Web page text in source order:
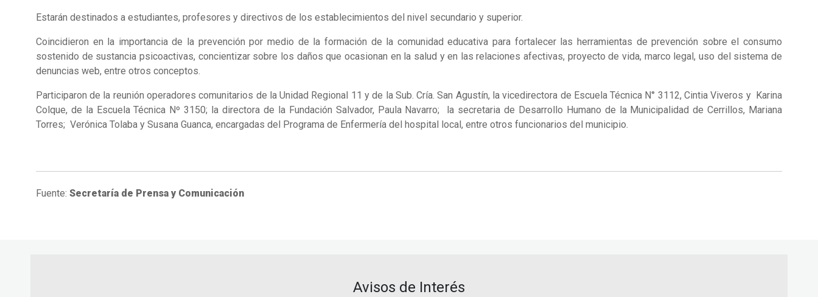
Estarán destinados a estudiantes, profesores y directivos de los establecimientos del nivel secundario y superior.
Coincidieron en la importancia de la prevención por medio de la formación de la comunidad educativa para fortalecer las herramientas de prevención sobre el consumo
sostenido de sustancia psicoactivas, concientizar sobre los daños que ocasionan en la salud y en las relaciones afectivas, proyecto de vida, marco legal, uso del sistema de
denuncias web, entre otros conceptos.
Participaron de la reunión operadores comunitarios de la Unidad Regional 11 y de la Sub. Cría. San Agustín, la vicedirectora de Escuela Técnica N° 3112, Cintia Viveros y Karina
Colque, de la Escuela Técnica Nº 3150; la directora de la Fundación Salvador, Paula Navarro; la secretaria de Desarrollo Humano de la Municipalidad de Cerrillos, Mariana
Torres; Verónica Tolaba y Susana Guanca, encargadas del Programa de Enfermería del hospital local, entre otros funcionarios del municipio.
Fuente: Secretaría de Prensa y Comunicación
Avisos de Interés